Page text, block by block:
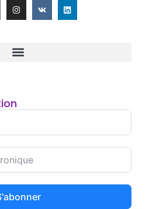
09/11/2025